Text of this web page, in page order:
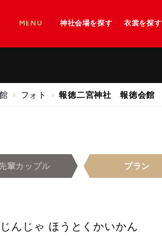
MENU 神社会場を探す 衣裳を探す
フォト 報徳二宮神社 報徳会館
輩カップル プラン
んじゃ ほうとくかいかん